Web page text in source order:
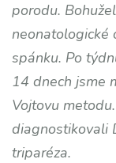
porodu.
neonatologické
spánku. Po
14 dnech jsme
Vojtovu metodu.
diagnostikovali
triparéza.